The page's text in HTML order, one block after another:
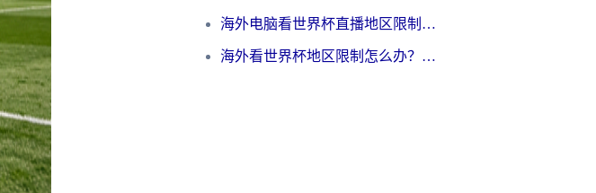
海外电脑看世界杯直播地区限制怎么办？你需要一个聪明的加速器
海外看世界杯地区限制怎么办？一篇搞定咪咕视频播放+国内资源无缝访问指南